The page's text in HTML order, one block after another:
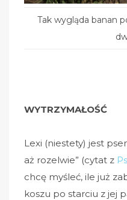
Tak wygląda banan
WYTRZYMAŁOŚĆ
Lexi (niestety) jest
aż rozelwie” (cytat z
chcę myśleć, ile już
koszu po starciu z jej